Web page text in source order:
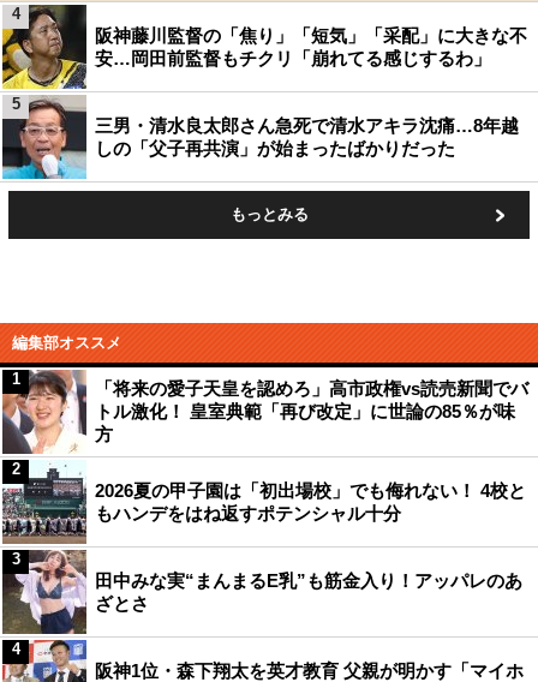
阪神藤川監督の「焦り」「短気」「采配」に大きな不
安…岡田前監督もチクリ「崩れてる感じするわ」
4
三男・清水良太郎さん急死で清水アキラ沈痛…8年越
しの「父子再共演」が始まったばかりだった
5
もっとみる
編集部オススメ
「将来の愛子天皇を認めろ」高市政権vs読売新聞でバ
トル激化！ 皇室典範「再び改定」に世論の85％が味
方
1
2026夏の甲子園は「初出場校」でも侮れない！ 4校と
もハンデをはね返すポテンシャル十分
2
田中みな実“まんまるE乳”も筋金入り！アッパレのあ
ざとさ
3
阪神1位・森下翔太を英才教育 父親が明かす「マイホ
4